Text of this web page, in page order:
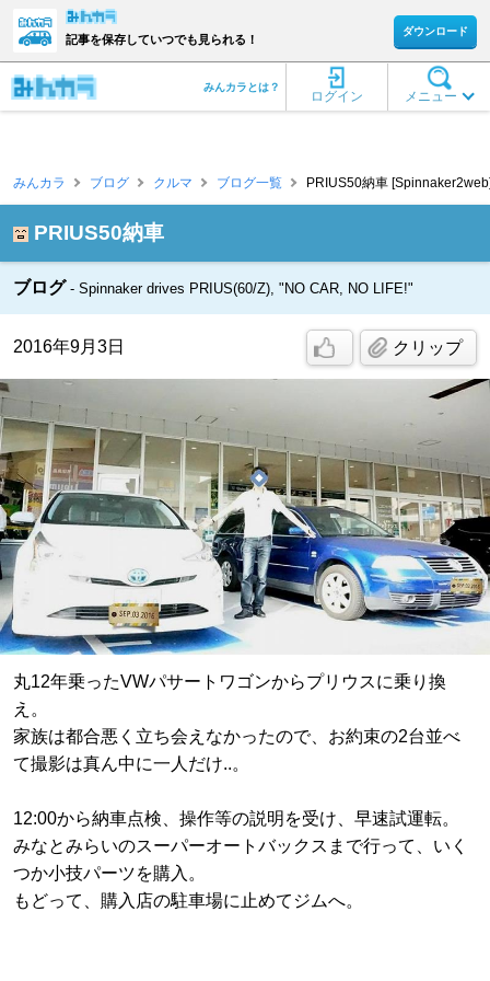
記事を保存していつでも見られる！
ダウンロード
メニュー
ログイン
みんカラとは？
みんカラ ブログ クルマ ブログ一覧 PRIUS50納車
PRIUS50納車
ブログ Spinnaker drives PRIUS(60/Z), "NO CAR, NO LIFE!"
2016年9月3日 クリップ
丸12年乗ったVWパサートワゴンからプリウスに乗り換
え。
家族は都合悪く立ち会えなかったので、お約束の2台並べ
て撮影は真ん中に一人だけ..。
12:00から納車点検、操作等の説明を受け、早速試運転。
みなとみらいのスーパーオートバックスまで行って、いく
つか小技パーツを購入。
もどって、購入店の駐車場に止めてジムへ。